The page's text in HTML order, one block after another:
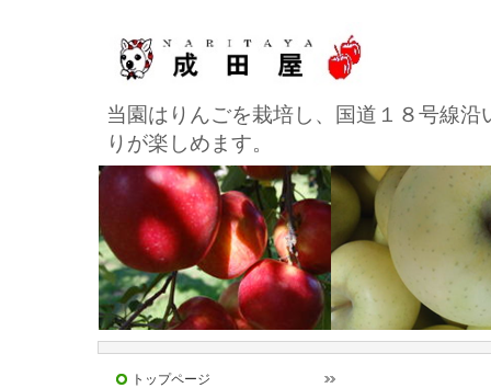
当園はりんごを栽培し、国道１８号線
りが楽しめます。
トップページ